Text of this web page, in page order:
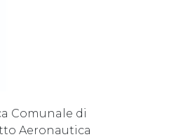
Comunale di
Aeronautica